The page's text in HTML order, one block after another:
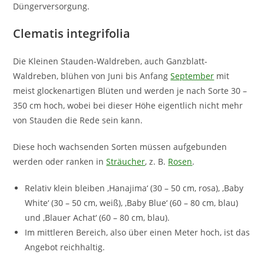
Düngerversorgung.
Clematis integrifolia
Die Kleinen Stauden-Waldreben, auch Ganzblatt-
Waldreben, blühen von Juni bis AnfangSeptember mit
meist glockenartigen Blüten und werden je nach Sorte 30 –
350 cm hoch, wobei bei dieser Höhe eigentlich nicht mehr
von Stauden die Rede sein kann.
Diese hoch wachsenden Sorten müssen aufgebunden
werden oder ranken inSträucher, z. B. Rosen.
Relativ klein bleiben ‚Hanajima‘ (30 – 50 cm, rosa), ‚Baby
White‘ (30 – 50 cm, weiß), ‚Baby Blue‘ (60 – 80 cm, blau)
und ‚Blauer Achat‘ (60 – 80 cm, blau).
Im mittleren Bereich, also über einen Meter hoch, ist das
Angebot reichhaltig.